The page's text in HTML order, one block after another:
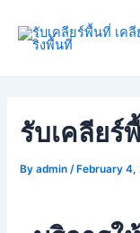
content
รับเคลียร์
Byadmin/ February 4,
navigation